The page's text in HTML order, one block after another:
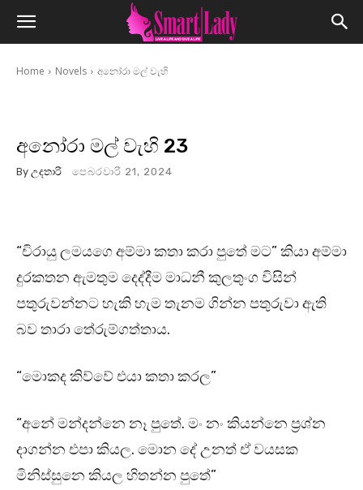
Home Novels අනෝරා මල් වැහි
අනෝරා මල් වැහි 23
By උදතාරි පෙබරවාරි 21, 2024
“චිරායු ලමයගෙ අම්මා කතා කරා පුතේ මට” කියා අම්මා
දුරකතන ඇමතුම දෙද්දීම මාධනී කුලතුංග විසින්
පතුරුවන්නට හැකි හැම තැනම ගින්න පතුරුවා ඇති
බව තාරා තේරුම්ගත්තාය.
“මොකද කිව්වේ එයා කතා කරල”
“අනේ මන්දන්නෙ නෑ පුතේ. මං නං කියන්නෙ ප්‍රශ්න
දාගන්න එපා කියල. මොන දේ උනත් ඒ වයසක
මිනිස්සුනෙ කියල හිතන්න පුතේ”